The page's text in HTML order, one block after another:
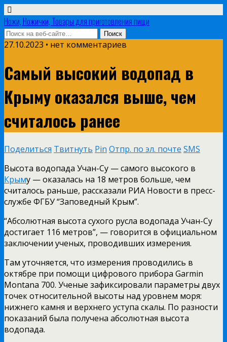
Ножи, Ножички, Товары для приготовления пищи
27.10.2023 • нет комментариев
Самый высокий водопад в
Крыму оказался выше, чем
считалось ранее
Поделиться Твитнуть Pin Отпр. по эл. почте SMS
Высота водопада Учан-Су — самого высокого в
Крыму — оказалась на 18 метров больше, чем
считалось раньше, рассказали РИА Новости в пресс-
службе ФГБУ “Заповедный Крым”.
“Абсолютная высота сухого русла водопада Учан-Су
достигает 116 метров”, — говорится в официальном
заключении ученых, проводивших измерения.
Там уточняется, что измерения проводились в
октябре при помощи цифрового прибора Garmin
Montana 700. Ученые зафиксировали параметры двух
точек относительной высоты над уровнем моря:
нижнего камня и верхнего уступа скалы. По разности
показаний была получена абсолютная высота
водопада.